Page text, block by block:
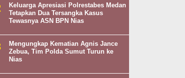
Keluarga Apresiasi Polrestabes Medan
Tetapkan Dua Tersangka Kasus
Tewasnya ASN BPN Nias
Mengungkap Kematian Agnis Jance
Zebua, Tim Polda Sumut Turun ke
Nias